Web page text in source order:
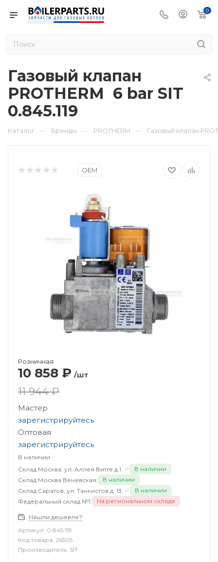
0
Газовый клапан
PROTHERM 6 bar SIT
0.845.119
Каталог — Бренды — PROTHERM — Газовый клапан
OEM
Розничная
10 858 ₽ /шт
11 944 ₽
Мастер
зарегистрируйтесь
Оптовая
зарегистрируйтесь
В наличии
Склад Москва, ул. Аллея Витте д.1:
В наличии
Склад Москва Веневская:
В наличии
Склад Саратов, ул. Танкистов д. 13:
В наличии
Федеральный склад №1:
На региональном складе
Нашли дешевле?
Артикул: 0.845.119
Код товара: 26505
Производитель: SIT